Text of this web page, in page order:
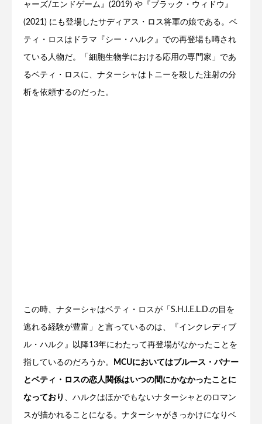
ャーズ/エンドゲーム』(2019) や『ブラック・ウィドウ』
(2021) にも登場したサディアス・ロス将軍の娘である。ベ
ティ・ロスはドラマ『シー・ハルク』での再登場も噂され
ている人物だ。「細胞生物学における応用の専門家」であ
るベティ・ロスに、ナターシャはトニーを殺した注射の分
析を依頼するのだった。
この時、ナターシャはベティ・ロスが「S.H.I.E.L.D.の目を
逃れる経験が豊富」と言っているのは、『インクレディブ
ル・ハルク』以降13年にわたって再登場がなかったことを
指しているのだろうか。 MCUにおいてはブルース・バナー
とベティ・ロスの恋人関係はいつの間にかなかったことに
なっており 、ハルクはほかでもないナターシャとのロマン
スが描かれることになる。ナターシャがきっかけになりベ